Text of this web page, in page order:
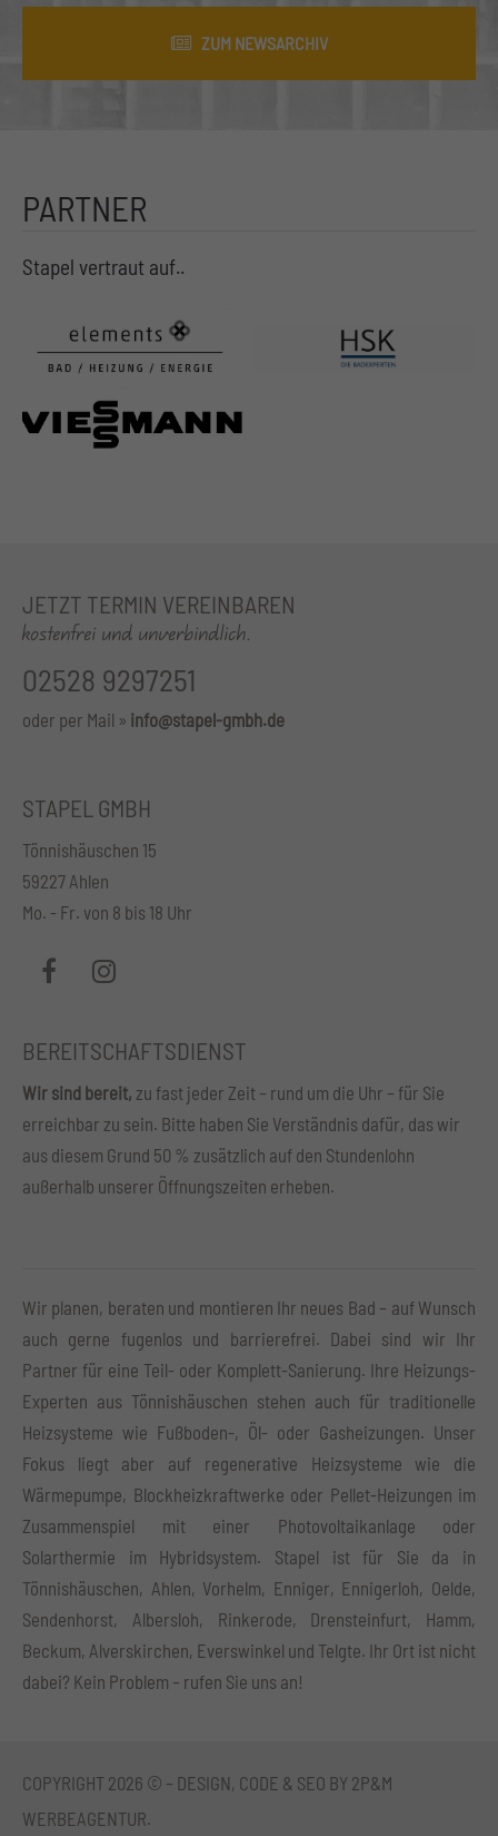
ZUM NEWSARCHIV
PARTNER
Stapel vertraut auf..
JETZT TERMIN VEREINBAREN
kostenfrei und unverbindlich.
02528 9297251
oder per Mail » info@stapel-gmbh.de
STAPEL GMBH
Tönnishäuschen 15
59227 Ahlen
Mo. - Fr. von 8 bis 18 Uhr
BEREITSCHAFTSDIENST
Wir sind bereit, zu fast jeder Zeit – rund um die Uhr – für Sie
erreichbar zu sein. Bitte haben Sie Verständnis dafür, das wir
aus diesem Grund 50 % zusätzlich auf den Stundenlohn
außerhalb unserer Öffnungszeiten erheben.
Wir planen, beraten und montieren Ihr neues Bad – auf Wunsch
auch gerne fugenlos und barrierefrei. Dabei sind wir Ihr
Partner für eine Teil- oder Komplett-Sanierung. Ihre Heizungs-
Experten aus Tönnishäuschen stehen auch für traditionelle
Heizsysteme wie Fußboden-, Öl- oder Gasheizungen. Unser
Fokus liegt aber auf regenerative Heizsysteme wie die
Wärmepumpe, Blockheizkraftwerke oder Pellet-Heizungen im
Zusammenspiel mit einer Photovoltaikanlage oder
Solarthermie im Hybridsystem. Stapel ist für Sie da in
Tönnishäuschen, Ahlen, Vorhelm, Enniger, Ennigerloh, Oelde,
Sendenhorst, Albersloh, Rinkerode, Drensteinfurt, Hamm,
Beckum, Alverskirchen, Everswinkel und Telgte. Ihr Ort ist nicht
dabei? Kein Problem – rufen Sie uns an!
COPYRIGHT 2026 © – DESIGN, CODE & SEO BY 2P&M
WERBEAGENTUR.